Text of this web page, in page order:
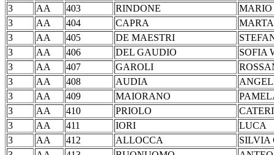
3
AA 403 RINDONE
3
AA 404 CAPRA
3
AA 405 DE MAESTRI
3
AA 406 DEL GAUDIO
3
AA 407 GAROLI
3
AA 408 AUDIA
3
AA 409 MAIORANO
3
AA 410 PRIOLO
3
AA 411 IORI
3
AA 412 ALLOCCA